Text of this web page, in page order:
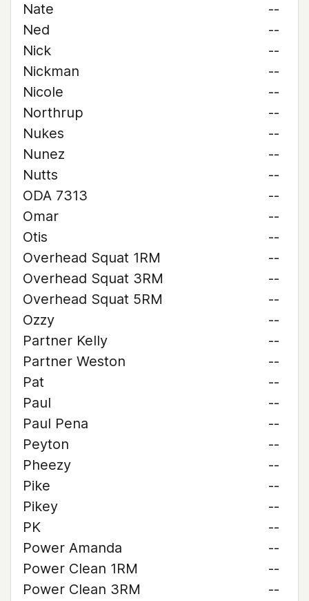
Nate
--
Ned
--
Nick
--
Nickman
--
Nicole
--
Northrup
--
Nukes
--
Nunez
--
Nutts
--
ODA 7313
--
Omar
--
Otis
--
Overhead Squat 1RM
--
Overhead Squat 3RM
--
Overhead Squat 5RM
--
Ozzy
--
Partner Kelly
--
Partner Weston
--
Pat
--
Paul
--
Paul Pena
--
Peyton
--
Pheezy
--
Pike
--
Pikey
--
PK
--
Power Amanda
--
Power Clean 1RM
--
Power Clean 3RM
--